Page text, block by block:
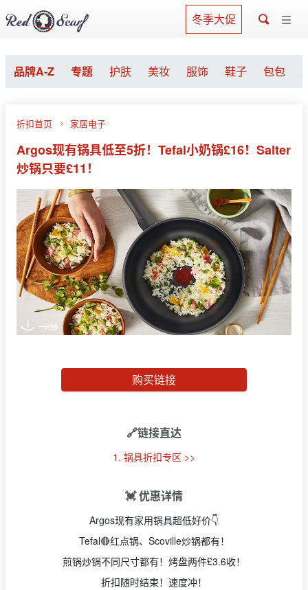
冬季大促
品牌A-Z 专题 护肤 美妆 服饰 鞋子 包包
折扣首页 家居电子
Argos现有锅具低至5折！Tefal小奶锅£16！Salter
炒锅只要£11！
购买链接
🔗链接直达
1. 锅具折扣专区 >>
💓 优惠详情
Argos现有家用锅具超低好价👇
Tefal🔴红点锅、Scoville炒锅都有！
煎锅炒锅不同尺寸都有！烤盘两件£3.6收！
折扣随时结束！速度冲！